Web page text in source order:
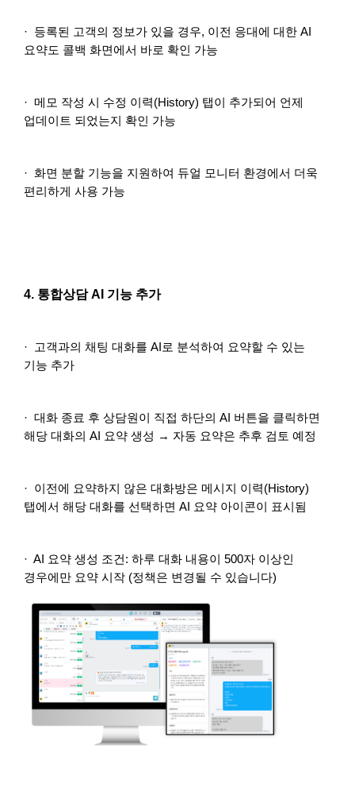
· 등록된 고객의 정보가 있을 경우, 이전 응대에 대한 AI
요약도 콜백 화면에서 바로 확인 가능
· 메모 작성 시 수정 이력(History) 탭이 추가되어 언제
업데이트 되었는지 확인 가능
· 화면 분할 기능을 지원하여 듀얼 모니터 환경에서 더욱
편리하게 사용 가능
4. 통합상담 AI 기능 추가
· 고객과의 채팅 대화를 AI로 분석하여 요약할 수 있는
기능 추가
· 대화 종료 후 상담원이 직접 하단의 AI 버튼을 클릭하면
해당 대화의 AI 요약 생성 → 자동 요약은 추후 검토 예정
· 이전에 요약하지 않은 대화방은 메시지 이력(History)
탭에서 해당 대화를 선택하면 AI 요약 아이콘이 표시됨
· AI 요약 생성 조건: 하루 대화 내용이 500자 이상인
경우에만 요약 시작 (정책은 변경될 수 있습니다)